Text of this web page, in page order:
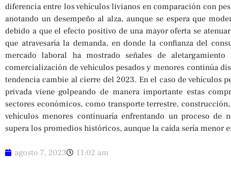
diferencia entre los vehículos livianos en comparación con
anotando un desempeño al alza, aunque se espera que
debido a que el efecto positivo de una mayor oferta se
que atravesaría la demanda, en donde la confianza del
mercado laboral ha mostrado señales de
comercialización de vehículos pesados y menores continúa
tendencia cambie al cierre del 2023. En el caso de vehículos
privada viene golpeando de manera importante estas
sectores económicos, como transporte terrestre,
vehículos menores continuaría enfrentando un proceso de
supera los promedios históricos, aunque la caída sería menor
agosto 7, 2023 11:02 am